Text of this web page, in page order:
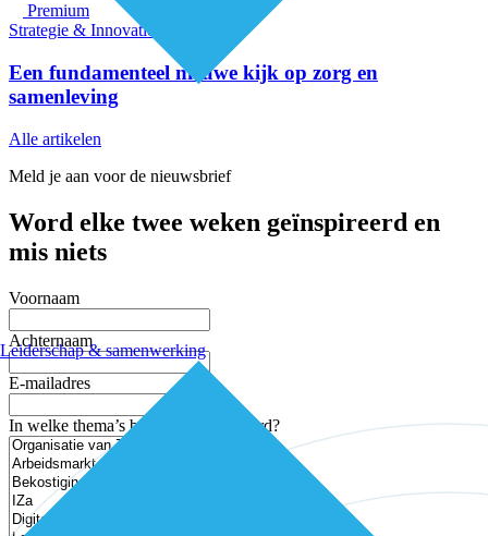
Leiderschap & samenwerking
Premium
Strategie & Innovatie
Een fundamenteel nieuwe kijk op zorg en
samenleving
Alle artikelen
Meld je aan voor de nieuwsbrief
Word elke twee weken geïnspireerd en
mis niets
Voornaam
Achternaam
E-mailadres
In welke thema’s ben je geïnteresseerd?